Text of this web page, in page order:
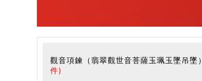
觀音項鍊（翡翠觀世音菩薩玉珮玉墜吊墜）
件)